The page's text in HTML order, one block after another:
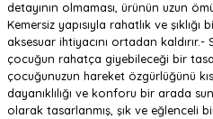
detayının olmaması, ürünün uzun
Kemersiz yapısıyla rahatlık ve
aksesuar ihtiyacını ortadan
çocuğun rahatça giyebileceği bir
çocuğunuzun hareket özgürlüğünü
dayanıklılığı ve konforu bir arada
olarak tasarlanmış, şık ve eğlenceli